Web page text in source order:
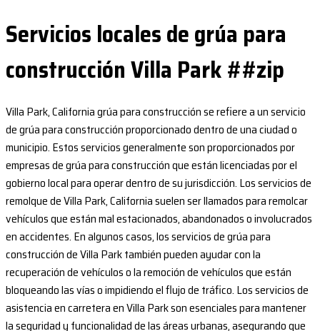
Servicios locales de grúa para
construcción Villa Park ##zip
Villa Park, California grúa para construcción se refiere a un servicio
de grúa para construcción proporcionado dentro de una ciudad o
municipio. Estos servicios generalmente son proporcionados por
empresas de grúa para construcción que están licenciadas por el
gobierno local para operar dentro de su jurisdicción. Los servicios de
remolque de Villa Park, California suelen ser llamados para remolcar
vehículos que están mal estacionados, abandonados o involucrados
en accidentes. En algunos casos, los servicios de grúa para
construcción de Villa Park también pueden ayudar con la
recuperación de vehículos o la remoción de vehículos que están
bloqueando las vías o impidiendo el flujo de tráfico. Los servicios de
asistencia en carretera en Villa Park son esenciales para mantener
la seguridad y funcionalidad de las áreas urbanas, asegurando que